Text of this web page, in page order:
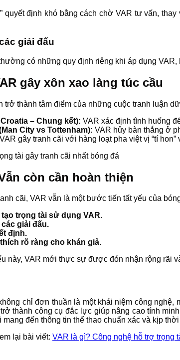
quyết định khó bằng cách chờ VAR tư vấn,
giải đấu
có những quy định riêng khi áp dụng
gây xôn xao làng túc cầu
thành tâm điểm của những cuộc tranh luận
– Chung kết): VAR xác định tình huống
City vs Tottenham): VAR hủy bàn thắng ở
VAR gây tranh cãi với hàng loạt pha việt vị “tí
còn cần hoàn thiện
cãi, VAR vẫn là một bước tiến tất yếu của
trọng tài sử dụng VAR.
giải đấu.
định.
rõ ràng cho khán giả.
này, VAR mới thực sự được đón nhận rộng rãi
chỉ đơn thuần là một khái niệm công
thành công cụ đắc lực giúp nâng cao tính
mang đến thông tin thể thao chuẩn xác và kịp thời
lại bài viết: VAR là gì? Công nghệ hỗ trợ trọng